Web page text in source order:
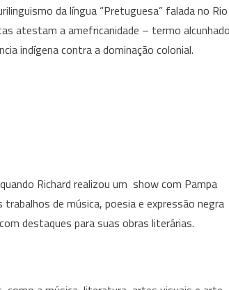
da língua “Pretuguesa” falada no Rio
atestam a amefricanidade – termo
indígena contra a dominação colonial.
Richard realizou um show com Pampa
de música, poesia e expressão negra
destaques para suas obras literárias.